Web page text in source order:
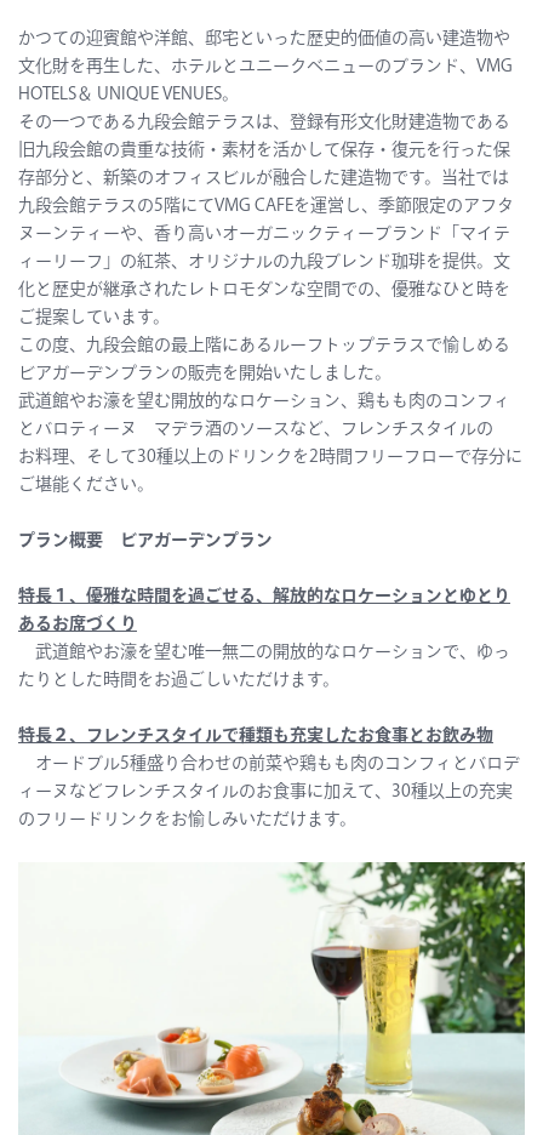
かつての迎賓館や洋館、邸宅といった歴史的価値の高い建造物や
文化財を再生した、ホテルとユニークべニューのブランド、VMG
HOTELS＆ UNIQUE VENUES。
その一つである九段会館テラスは、登録有形文化財建造物である
旧九段会館の貴重な技術・素材を活かして保存・復元を行った保
存部分と、新築のオフィスビルが融合した建造物です。当社では
九段会館テラスの5階にてVMG CAFEを運営し、季節限定のアフタ
ヌーンティーや、香り高いオーガニックティーブランド「マイテ
ィーリーフ」の紅茶、オリジナルの九段ブレンド珈琲を提供。文
化と歴史が継承されたレトロモダンな空間での、優雅なひと時を
ご提案しています。
この度、九段会館の最上階にあるルーフトップテラスで愉しめる
ビアガーデンプランの販売を開始いたしました。
武道館やお濠を望む開放的なロケーション、鶏もも肉のコンフィ
とバロティーヌ マデラ酒のソースなど、フレンチスタイルの
お料理、そして30種以上のドリンクを2時間フリーフローで存分に
ご堪能ください。
プラン概要 ビアガーデンプラン
特長１、優雅な時間を過ごせる、解放的なロケーションとゆとり
あるお席づくり
武道館やお濠を望む唯一無二の開放的なロケーションで、ゆっ
たりとした時間をお過ごしいただけます。
特長２、フレンチスタイルで種類も充実したお食事とお飲み物
オードブル5種盛り合わせの前菜や鶏もも肉のコンフィとバロデ
ィーヌなどフレンチスタイルのお食事に加えて、30種以上の充実
のフリードリンクをお愉しみいただけます。